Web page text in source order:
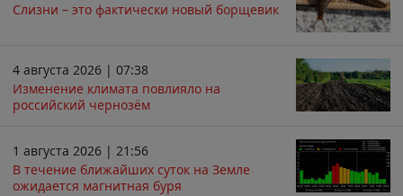
Слизни – это фактически новый борщевик
4 августа 2026 | 07:38
Изменение климата повлияло на
российский чернозём
1 августа 2026 | 21:56
В течение ближайших суток на Земле
ожидается магнитная буря